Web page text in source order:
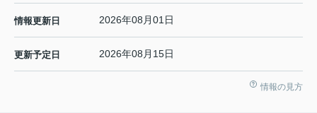
情報更新日 2026年08月01日
更新予定日 2026年08月15日
情報の見方